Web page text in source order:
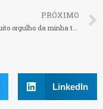
PRÓXIMO
Tenho muito orgulho da minha trajetória em educação
LinkedIn